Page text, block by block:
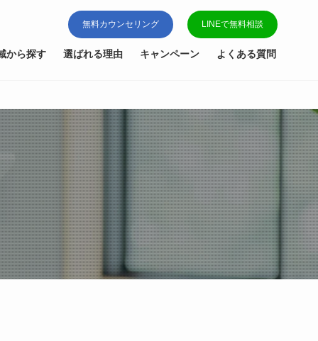
無料カウンセリング LINEで無料相談
から探す 選ばれる理由 キャンペーン よくある質問